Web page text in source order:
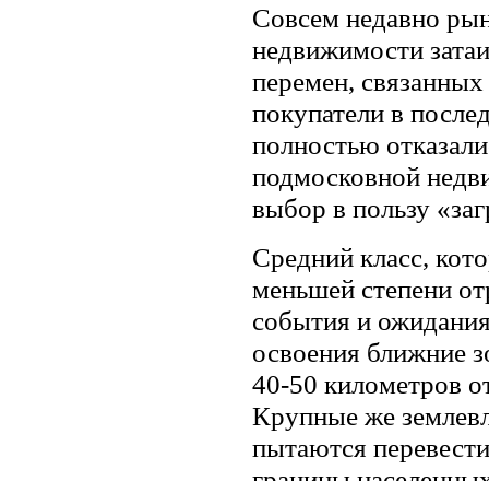
Совсем недавно
недвижимости
перемен,
покупатели в
полностью
подмосковной
выбор в пользу
Средний класс,
меньшей степени
события и
освоения ближние
40-50 километров
Крупные же
пытаются